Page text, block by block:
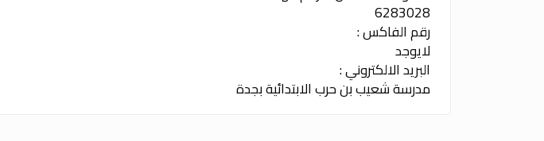
6283028
رقم الفاكس :
لايوجد
البريد الالكتروني :
مدرسة شعيب بن حرب الابتدائية بجدة